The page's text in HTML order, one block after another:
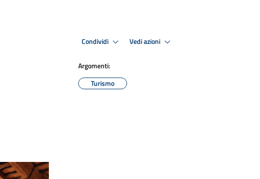
Condividi Vedi azioni
Argomenti:
Turismo